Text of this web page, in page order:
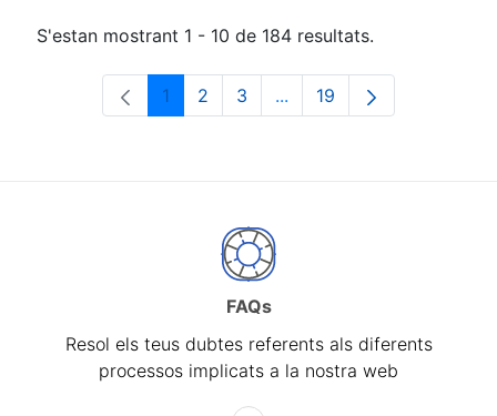
S'estan mostrant 1 - 10 de 184 resultats.
Pàgina
1 Pàgina
2 Pàgina
3 ...Pàgines intermèdies
Pàgina
19
FAQs
Resol els teus dubtes referents als diferents
processos implicats a la nostra web